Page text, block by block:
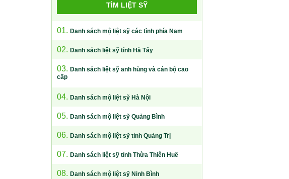
TÌM LIỆT SỸ
01. Danh sách mộ liệt sỹ các tỉnh phía Nam
02. Danh sách liệt sỹ tỉnh Hà Tây
03. Danh sách liệt sỹ anh hùng và cán bộ cao
cấp
04. Danh sách mộ liệt sỹ Hà Nội
05. Danh sách mộ liệt sỹ Quảng Bình
06. Danh sách mộ liệt sỹ tỉnh Quảng Trị
07. Danh sách liệt sỹ tỉnh Thừa Thiên Huế
08. Danh sách mộ liệt sỹ Ninh Bình